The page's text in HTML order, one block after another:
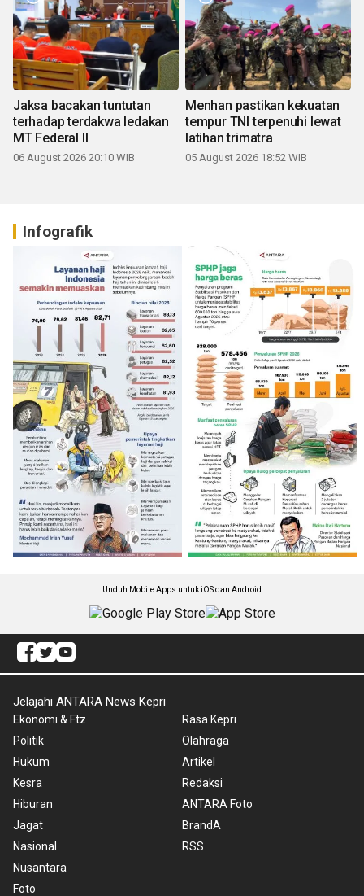
Jaksa bacakan tuntutan
terhadap terdakwa ledakan
MT Federal II
06 August 2026 20:10 WIB
Menhan pastikan kekuatan
tempur TNI terpenuhi lewat
latihan trimatra
05 August 2026 18:52 WIB
Infografik
Unduh Mobile Apps untuk iOS dan Android
Jelajahi ANTARA News Kepri
Ekonomi & Ftz
Politik
Hukum
Kesra
Hiburan
Jagat
Nasional
Nusantara
Foto
Rasa Kepri
Olahraga
Artikel
Redaksi
ANTARA Foto
BrandA
RSS